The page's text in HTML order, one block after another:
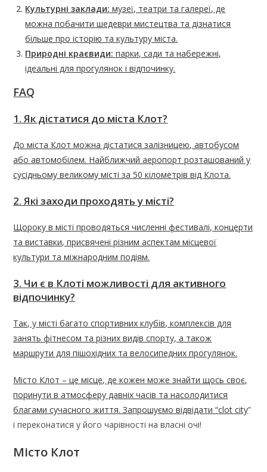
Культурні заклади: музеї, театри та галереї, де
можна побачити шедеври мистецтва та дізнатися
більше про історію та культуру міста.
Природні краєвиди: парки, сади та набережні,
ідеальні для прогулянок і відпочинку.
FAQ
1. Як дістатися до міста Клот?
До міста Клот можна дістатися залізницею, автобусом
або автомобілем. Найближчий аеропорт розташований у
сусідньому великому місті за 50 кілометрів від Клота.
2. Які заходи проходять у місті?
Щороку в місті проводяться численні фестивалі, концерти
та виставки, присвячені різним аспектам місцевої
культури та міжнародним подіям.
3. Чи є в Клоті можливості для активного
відпочинку?
Так, у місті багато спортивних клубів, комплексів для
занять фітнесом та різних видів спорту, а також
маршрути для пішохідних та велосипедних прогулянок.
Місто Клот – це місце, де кожен може знайти щось своє,
поринути в атмосферу давніх часів та насолодитися
благами сучасного життя. Запрошуємо відвідати “clot city”
і переконатися у його чарівності на власні очі!
Місто Клот